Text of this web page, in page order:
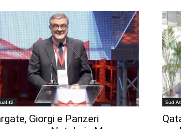
Giorgi e Panzeri
Sud